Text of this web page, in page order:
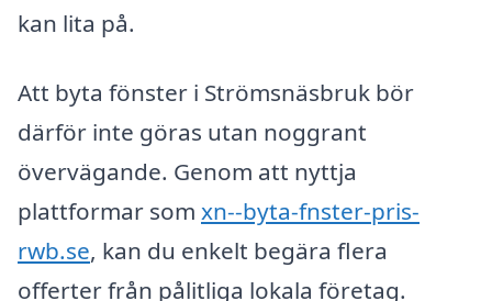
kan lita på.
Att byta fönster i Strömsnäsbruk bör
därför inte göras utan noggrant
övervägande. Genom att nyttja
plattformar som xn--byta-fnster-pris-
rwb.se, kan du enkelt begära flera
offerter från pålitliga lokala företag.